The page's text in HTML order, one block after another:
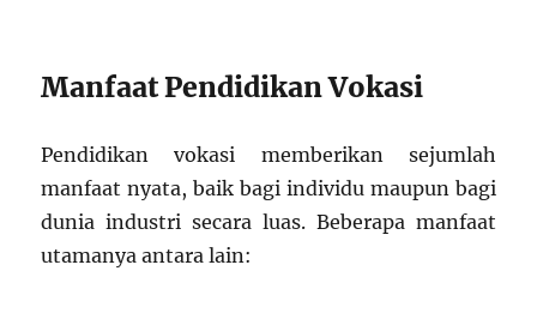
Manfaat Pendidikan Vokasi
Pendidikan vokasi memberikan sejumlah
manfaat nyata, baik bagi individu maupun bagi
dunia industri secara luas. Beberapa manfaat
utamanya antara lain: